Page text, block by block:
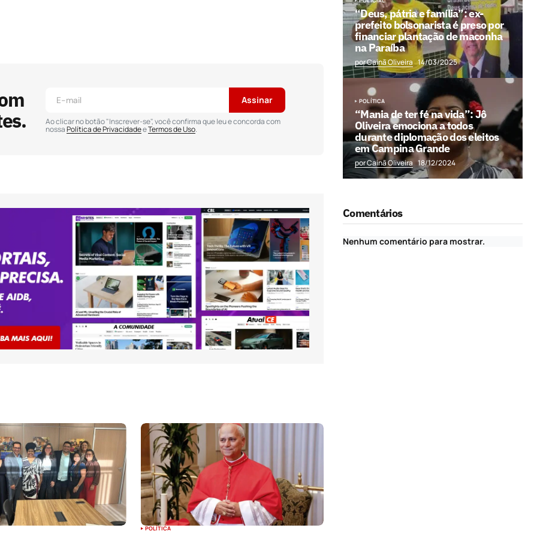
Assinar
Ao clicar no botão "Inscrever-se", você confirma que leu e concorda com
nossaPolítica de PrivacidadeeTermos de Uso.
POLÍTICA
“Deus, pátria e família”: ex-
prefeito bolsonarista é preso por
financiar plantação de maconha
na Paraíba
por Cainã Oliveira 14/03/2025
POLÍTICA
“Mania de ter fé na vida”: Jô
Oliveira emociona a todos
durante diplomação dos eleitos
em Campina Grande
por Cainã Oliveira 18/12/2024
Comentários
Nenhum comentário para mostrar.